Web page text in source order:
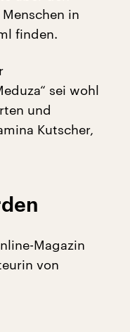
in
finden.
sei wohl
und
Kutscher,
Magazin
von